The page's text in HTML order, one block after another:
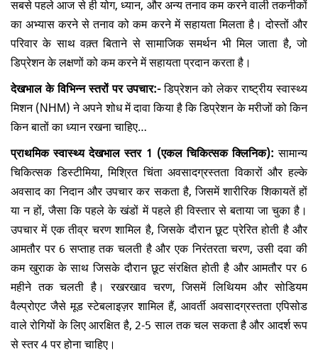
का अभ्यास करने से तनाव को कम करने में सहायता मिलता है। दोस्तों और
परिवार के साथ वक़्त बिताने से सामाजिक समर्थन भी मिल जाता है, जो
डिप्रेशन के लक्षणों को कम करने में सहायता प्रदान करता है।
देखभाल के विभिन्न स्तरों पर उपचार:-डिप्रेशन को लेकर राष्ट्रीय स्वास्थ्य
मिशन (NHM) ने अपने शोध में दावा किया है कि डिप्रेशन के मरीजों को किन
किन बातों का ध्यान रखना चाहिए…
प्राथमिक स्वास्थ्य देखभाल स्तर 1 (एकल चिकित्सक क्लिनिक):सामान्य
चिकित्सक डिस्टीमिया, मिश्रित चिंता अवसादग्रस्तता विकारों और हल्के
अवसाद का निदान और उपचार कर सकता है, जिसमें शारीरिक शिकायतें हों
या न हों, जैसा कि पहले के खंडों में पहले ही विस्तार से बताया जा चुका है।
उपचार में एक तीव्र चरण शामिल है, जिसके दौरान छूट प्रेरित होती है और
आमतौर पर 6 सप्ताह तक चलती है और एक निरंतरता चरण, उसी दवा की
कम खुराक के साथ जिसके दौरान छूट संरक्षित होती है और आमतौर पर 6
महीने तक चलती है। रखरखाव चरण, जिसमें लिथियम और सोडियम
वैल्प्रोएट जैसे मूड स्टेबलाइज़र शामिल हैं, आवर्ती अवसादग्रस्तता एपिसोड
वाले रोगियों के लिए आरक्षित है, 2-5 साल तक चल सकता है और आदर्श रूप
से स्तर 4 पर होना चाहिए।